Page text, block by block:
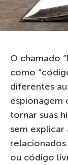
O chamado
como
diferentes
espionagem
tornar suas
sem
ou código